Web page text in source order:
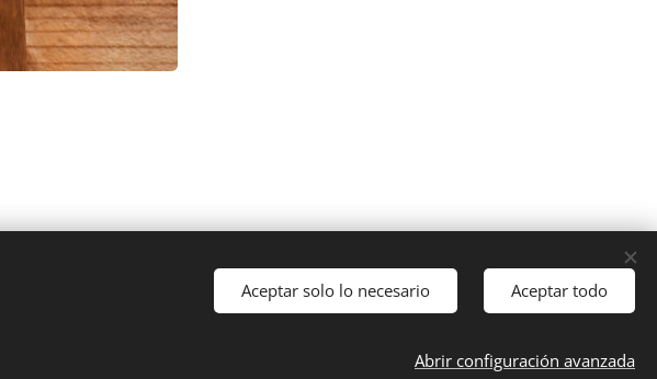
Aceptar solo lo necesario Aceptar todo
Abrir configuración avanzada